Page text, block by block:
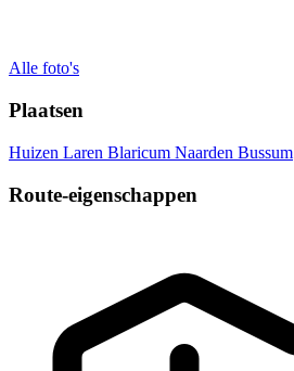
Alle foto's
Plaatsen
Huizen Laren Blaricum Naarden Bussum
Route-eigenschappen